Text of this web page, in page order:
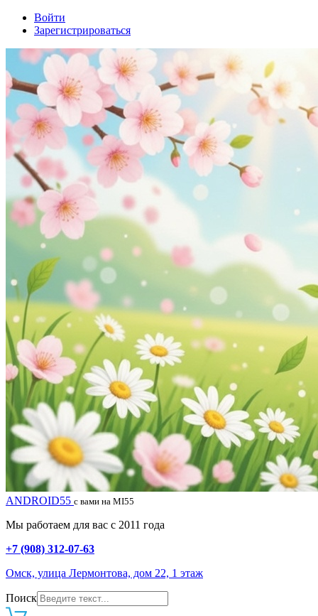
Войти
Зарегистрироваться
ANDROID55 с вами на MI55
Мы работаем для вас с 2011 года
+7 (908) 312-07-63
Омск, улица Лермонтова, дом 22, 1 этаж
Поиск